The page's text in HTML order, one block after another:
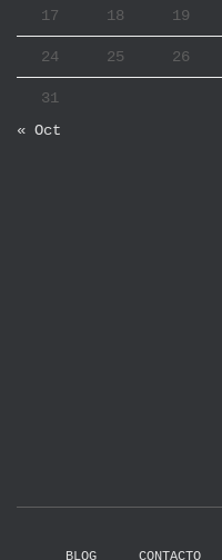
17 18 19
24 25 26
31
« Oct
BLOG CONTACTO